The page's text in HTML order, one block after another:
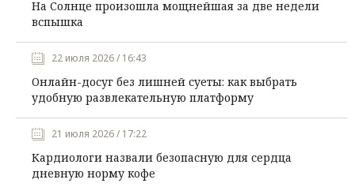
На Солнце произошла мощнейшая за две недели
вспышка
22 июля 2026 / 16:43
Онлайн-досуг без лишней суеты: как выбрать
удобную развлекательную платформу
21 июля 2026 / 17:22
Кардиологи назвали безопасную для сердца
дневную норму кофе